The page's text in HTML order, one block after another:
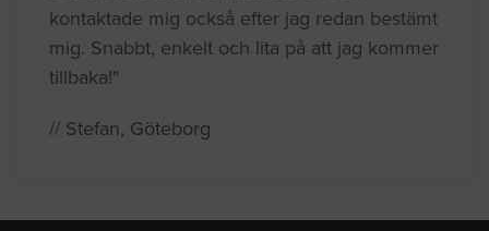
kontaktade mig också efter jag redan bestämt
mig. Snabbt, enkelt och lita på att jag kommer
tillbaka!"
// Stefan, Göteborg